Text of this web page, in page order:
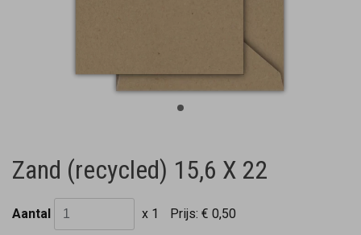
Zand (recycled) 15,6 X 22
Aantal x 1 Prijs: € 0,50